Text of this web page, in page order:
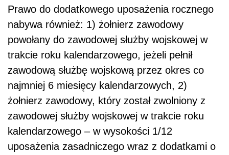
Prawo do dodatkowego uposażenia rocznego
nabywa również: 1) żołnierz zawodowy
powołany do zawodowej służby wojskowej w
trakcie roku kalendarzowego, jeżeli pełnił
zawodową służbę wojskową przez okres co
najmniej 6 miesięcy kalendarzowych, 2)
żołnierz zawodowy, który został zwolniony z
zawodowej służby wojskowej w trakcie roku
kalendarzowego – w wysokości 1/12
uposażenia zasadniczego wraz z dodatkami o